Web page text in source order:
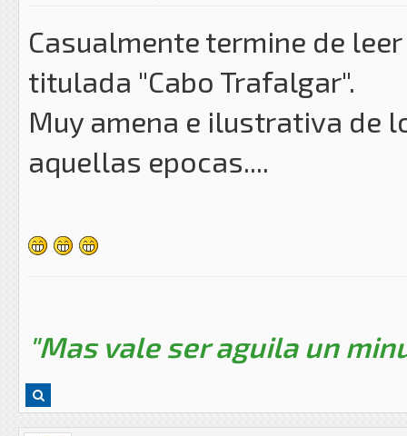
Casualmente termine de
titulada "Cabo Trafalgar".
Muy amena e ilustrativa de
aquellas epocas....
"Mas vale ser aguila un